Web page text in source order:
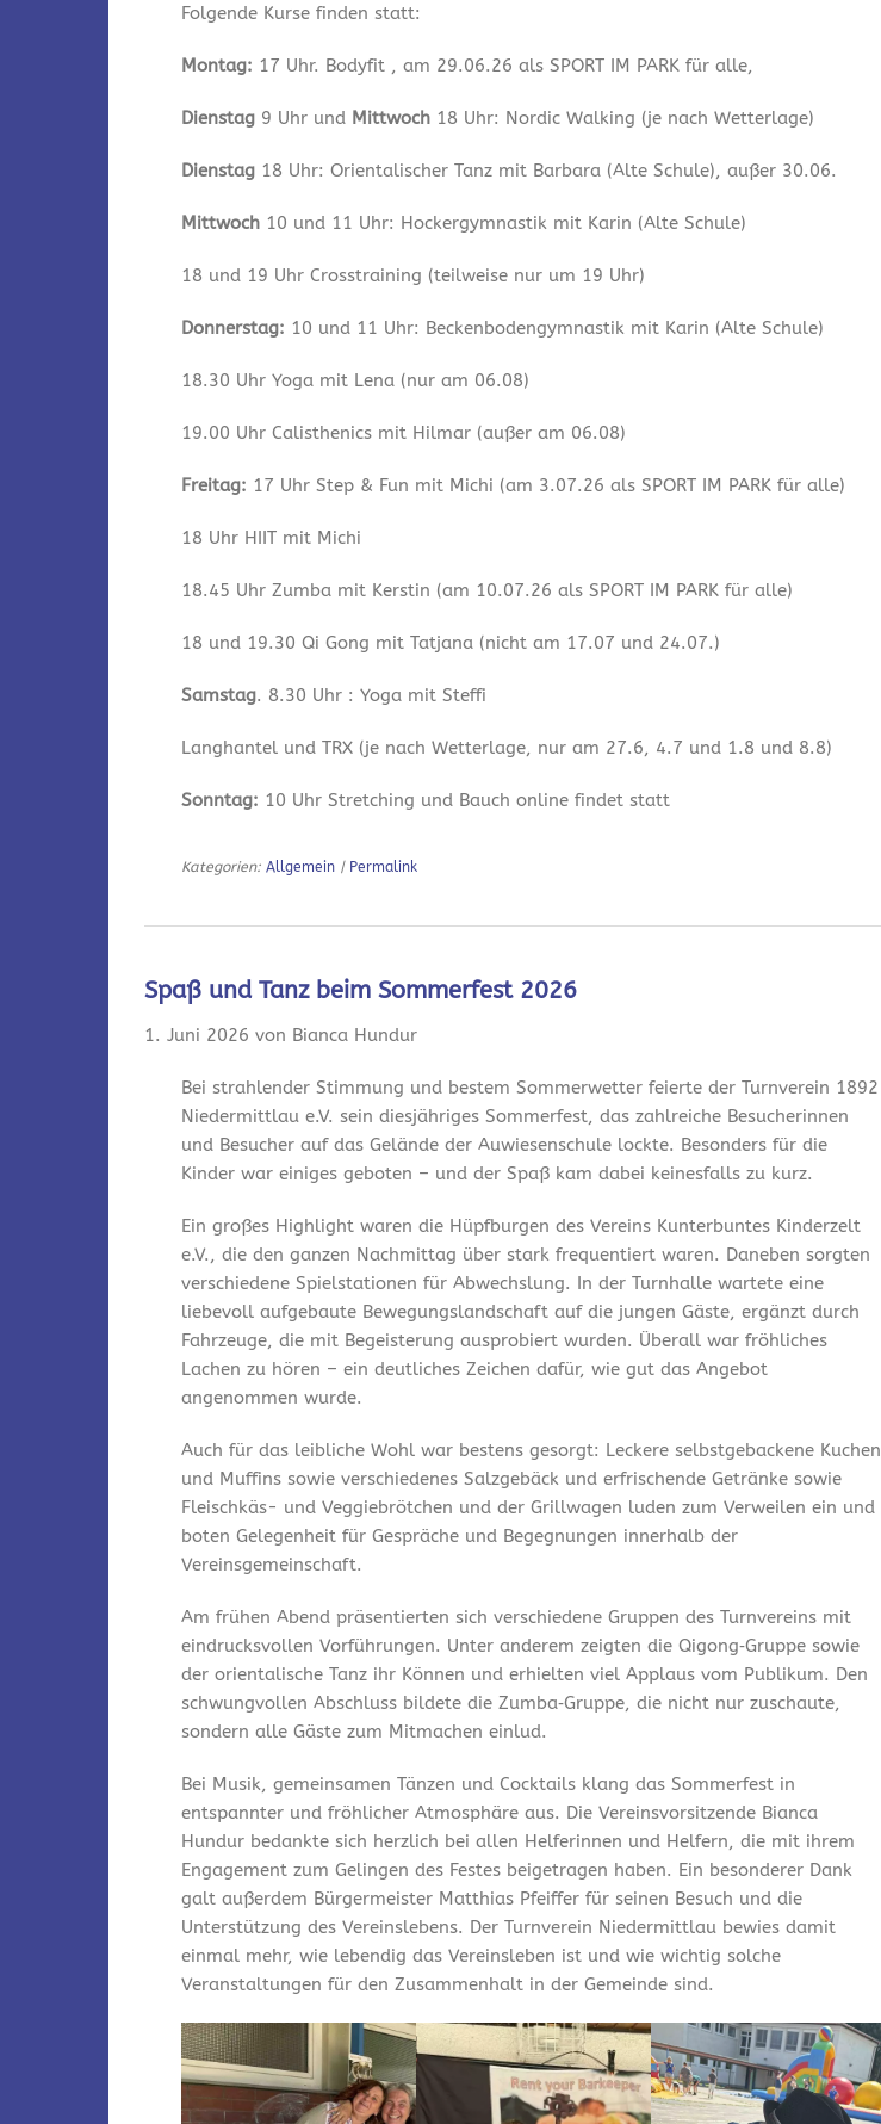
Folgende Kurse finden statt:
Montag: 17 Uhr. Bodyfit , am 29.06.26 als SPORT IM PARK für alle,
Dienstag 9 Uhr und Mittwoch 18 Uhr: Nordic Walking (je nach Wetterlage)
Dienstag 18 Uhr: Orientalischer Tanz mit Barbara (Alte Schule), außer 30.06.
Mittwoch 10 und 11 Uhr: Hockergymnastik mit Karin (Alte Schule)
18 und 19 Uhr Crosstraining (teilweise nur um 19 Uhr)
Donnerstag: 10 und 11 Uhr: Beckenbodengymnastik mit Karin (Alte Schule)
18.30 Uhr Yoga mit Lena (nur am 06.08)
19.00 Uhr Calisthenics mit Hilmar (außer am 06.08)
Freitag: 17 Uhr Step & Fun mit Michi (am 3.07.26 als SPORT IM PARK für alle)
18 Uhr HIIT mit Michi
18.45 Uhr Zumba mit Kerstin (am 10.07.26 als SPORT IM PARK für alle)
18 und 19.30 Qi Gong mit Tatjana (nicht am 17.07 und 24.07.)
Samstag. 8.30 Uhr : Yoga mit Steffi
Langhantel und TRX (je nach Wetterlage, nur am 27.6, 4.7 und 1.8 und 8.8)
Sonntag: 10 Uhr Stretching und Bauch online findet statt
Kategorien:Allgemein | Permalink
Spaß und Tanz beim Sommerfest 2026
1. Juni 2026 von Bianca Hundur
Bei strahlender Stimmung und bestem Sommerwetter feierte der Turnverein 1892
Niedermittlau e.V. sein diesjähriges Sommerfest, das zahlreiche Besucherinnen
und Besucher auf das Gelände der Auwiesenschule lockte. Besonders für die
Kinder war einiges geboten – und der Spaß kam dabei keinesfalls zu kurz.
Ein großes Highlight waren die Hüpfburgen des Vereins Kunterbuntes Kinderzelt
e.V., die den ganzen Nachmittag über stark frequentiert waren. Daneben sorgten
verschiedene Spielstationen für Abwechslung. In der Turnhalle wartete eine
liebevoll aufgebaute Bewegungslandschaft auf die jungen Gäste, ergänzt durch
Fahrzeuge, die mit Begeisterung ausprobiert wurden. Überall war fröhliches
Lachen zu hören – ein deutliches Zeichen dafür, wie gut das Angebot
angenommen wurde.
Auch für das leibliche Wohl war bestens gesorgt: Leckere selbstgebackene Kuchen
und Muffins sowie verschiedenes Salzgebäck und erfrischende Getränke sowie
Fleischkäs- und Veggiebrötchen und der Grillwagen luden zum Verweilen ein und
boten Gelegenheit für Gespräche und Begegnungen innerhalb der
Vereinsgemeinschaft.
Am frühen Abend präsentierten sich verschiedene Gruppen des Turnvereins mit
eindrucksvollen Vorführungen. Unter anderem zeigten die Qigong‑Gruppe sowie
der orientalische Tanz ihr Können und erhielten viel Applaus vom Publikum. Den
schwungvollen Abschluss bildete die Zumba‑Gruppe, die nicht nur zuschaute,
sondern alle Gäste zum Mitmachen einlud.
Bei Musik, gemeinsamen Tänzen und Cocktails klang das Sommerfest in
entspannter und fröhlicher Atmosphäre aus. Die Vereinsvorsitzende Bianca
Hundur bedankte sich herzlich bei allen Helferinnen und Helfern, die mit ihrem
Engagement zum Gelingen des Festes beigetragen haben. Ein besonderer Dank
galt außerdem Bürgermeister Matthias Pfeiffer für seinen Besuch und die
Unterstützung des Vereinslebens. Der Turnverein Niedermittlau bewies damit
einmal mehr, wie lebendig das Vereinsleben ist und wie wichtig solche
Veranstaltungen für den Zusammenhalt in der Gemeinde sind.